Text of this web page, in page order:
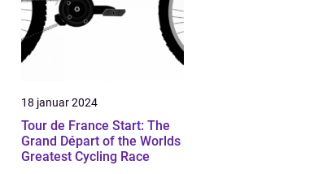
18 januar 2024
Tour de France Start: The
Grand Départ of the Worlds
Greatest Cycling Race